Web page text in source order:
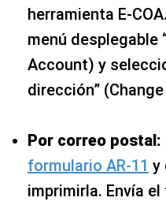
herramienta E-
menú desplegable
Account) y
dirección”
Por correo postal:
formulario AR-11 y
imprimirla. Envía